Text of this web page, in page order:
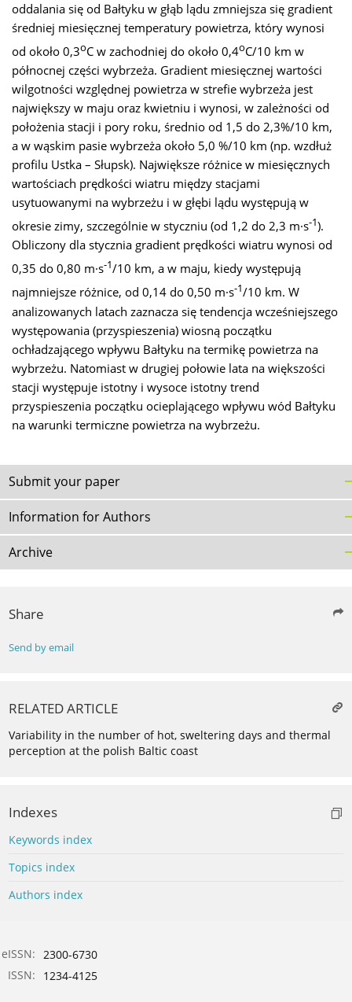
oddalania się od Bałtyku w głąb lądu zmniejsza się gradient
średniej miesięcznej temperatury powietrza, który wynosi
od około 0,3oC w zachodniej do około 0,4oC/10 km w
północnej części wybrzeża. Gradient miesięcznej wartości
wilgotności względnej powietrza w strefie wybrzeża jest
największy w maju oraz kwietniu i wynosi, w zależności od
położenia stacji i pory roku, średnio od 1,5 do 2,3%/10 km,
a w wąskim pasie wybrzeża około 5,0 %/10 km (np. wzdłuż
profilu Ustka – Słupsk). Największe różnice w miesięcznych
wartościach prędkości wiatru między stacjami
usytuowanymi na wybrzeżu i w głębi lądu występują w
okresie zimy, szczególnie w styczniu (od 1,2 do 2,3 m·s-1).
Obliczony dla stycznia gradient prędkości wiatru wynosi od
0,35 do 0,80 m·s-1/10 km, a w maju, kiedy występują
najmniejsze różnice, od 0,14 do 0,50 m·s-1/10 km. W
analizowanych latach zaznacza się tendencja wcześniejszego
występowania (przyspieszenia) wiosną początku
ochładzającego wpływu Bałtyku na termikę powietrza na
wybrzeżu. Natomiast w drugiej połowie lata na większości
stacji występuje istotny i wysoce istotny trend
przyspieszenia początku ocieplającego wpływu wód Bałtyku
na warunki termiczne powietrza na wybrzeżu.
Submit your paper
Information for Authors
Archive
Share
Send by email
RELATED ARTICLE
Variability in the number of hot, sweltering days and thermal
perception at the polish Baltic coast
Indexes
Keywords index
Topics index
Authors index
eISSN:
2300-6730
ISSN:
1234-4125